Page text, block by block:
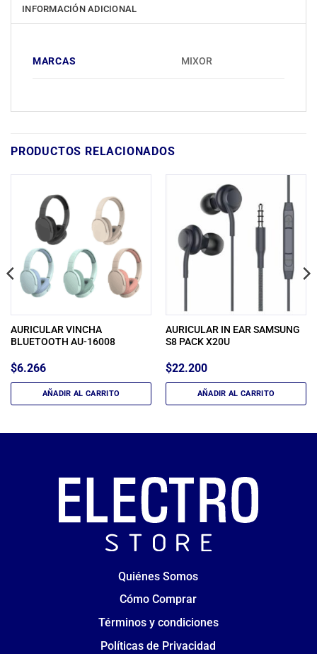
INFORMACIÓN ADICIONAL
MARCAS MIXOR
PRODUCTOS RELACIONADOS
AURICULAR VINCHA
BLUETOOTH AU-16008
$6.266
AÑADIR AL CARRITO
AURICULAR IN EAR SAMSUNG
S8 PACK X20U
$22.200
AÑADIR AL CARRITO
Quiénes Somos
Cómo Comprar
Términos y condiciones
Políticas de Privacidad